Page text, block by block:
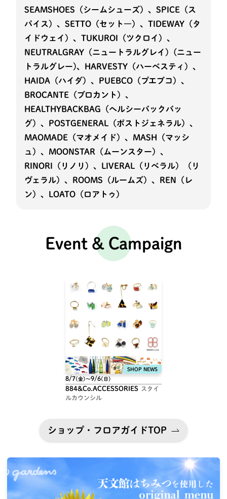
SEAMSHOES（シームシューズ）、SPICE（ス
パイス）、SETTO（セット―）、TIDEWAY（タ
イドウェイ）、TUKUROI（ツクロイ）、
NEUTRALGRAY（ニュートラルグレイ）(ニュー
トラルグレー)、HARVESTY（ハーベスティ）、
HAIDA（ハイダ）、PUEBCO（プエブコ）、
BROCANTE（ブロカント）、
HEALTHYBACKBAG（ヘルシーバックバッ
グ）、POSTGENERAL（ポストジェネラル）、
MAOMADE（マオメイド）、MASH（マッシ
ュ）、MOONSTAR（ムーンスター）、
RINORI（リノリ）、LIVERAL（リベラル）（リ
ヴェラル）、ROOMS（ルームズ）、REN（レ
ン）、LOATO（ロアトゥ）
Event & Campaign
8/7(金)〜9/6(日)
884&Co.ACCESSORIES スタイ
ルカウンシル
ショップ・フロアガイドTOP